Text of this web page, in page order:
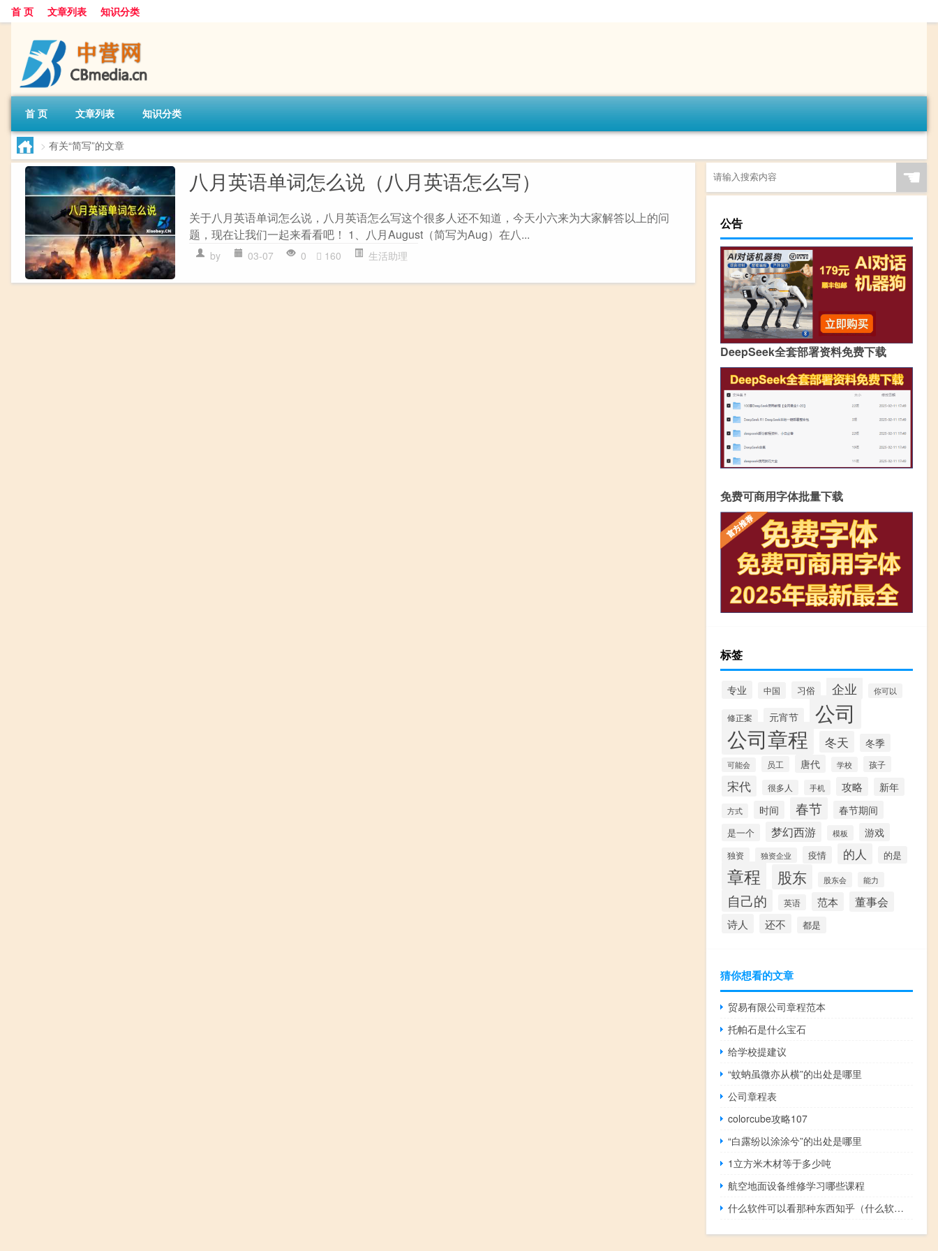
首 页 文章列表 知识分类
首 页 文章列表 知识分类
> 有关“简写”的文章
八月英语单词怎么说（八月英语怎么写）
关于八月英语单词怎么说，八月英语怎么写这个很多人还不知道，今天小六来为大家解答以上的问
题，现在让我们一起来看看吧！ 1、八月August（简写为Aug）在八...
by 03-07 0 160 生活助理
☚
公告
DeepSeek全套部署资料免费下载
免费可商用字体批量下载
标签
专业 中国 习俗 企业 你可以
修正案 元宵节 公司
公司章程 冬天 冬季
可能会 员工 唐代 学校 孩子
宋代 很多人 手机 攻略 新年
方式 时间 春节 春节期间
是一个 梦幻西游 模板 游戏
独资 独资企业 疫情 的人 的是
章程 股东 股东会 能力
自己的 英语 范本 董事会
诗人 还不 都是
猜你想看的文章
贸易有限公司章程范本
托帕石是什么宝石
给学校提建议
“蚊蚋虽微亦从横”的出处是哪里
公司章程表
colorcube攻略107
“白露纷以涂涂兮”的出处是哪里
1立方米木材等于多少吨
航空地面设备维修学习哪些课程
什么软件可以看那种东西知乎（什么软件可以看那种东西）